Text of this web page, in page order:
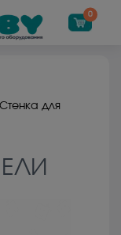
0
Стенка для